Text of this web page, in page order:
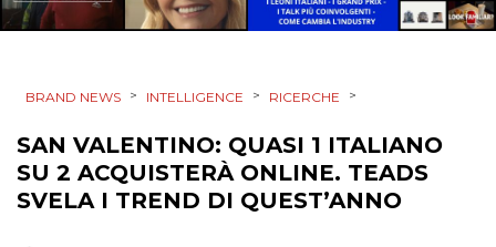
TREND
BRAND NEWS > INTELLIGENCE > RICERCHE >
SAN VALENTINO: QUASI 1 ITALIANO
SU 2 ACQUISTERÀ ONLINE. TEADS
SVELA I TREND DI QUEST’ANNO